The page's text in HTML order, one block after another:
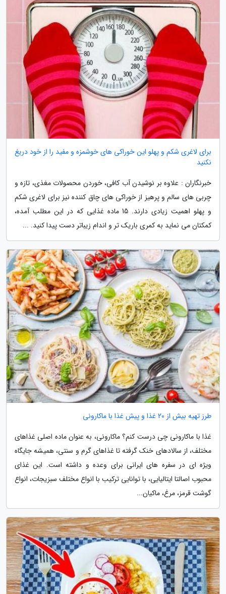
برای لاغری شکم و پهلو این خوراکی های خوشمزه و مفید را از خود دریغ
نکنید
خبرنگاران : علاوه بر نوشیدن آب کافی، خوردن محصولات مغذی، تازه و
چربی های سالم و پرهیز از خوراکی های چاق کننده نیز برای لاغری شکم
و پهلو اهمیت زیادی دارند. 15 ماده غذایی که در این مطلب آمده،
کمکتان می نماید به کمری باریک تر و اندام زیباتر دست پیدا کنید. ...
طرز تهیه بیش از 20 غذا و پیش غذا با ماکارونی
غذا با ماکارونی چی درست کنم؟ ماکارونی، به عنوان ماده اصلی غذاهای
مختلف، از سالادهای خنک گرفته تا غذاهای گرم و سنتی، همیشه جایگاه
ویژه ای در سفره های ایرانی برای وعده و داشته است. این غذای
محبوب اصالتا ایتالیایی، با توانایی ترکیب با انواع مختلف سبزیجات، انواع
گوشت قرمز، مرغ، ماکیان...